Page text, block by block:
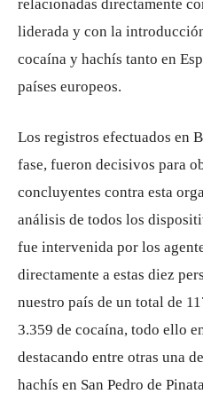
relacionadas directamente
liderada y con la
cocaína y hachís tanto en
países europeos.
Los registros efectuados en
fase, fueron decisivos para
concluyentes contra esta
análisis de todos los
fue intervenida por los
directamente a estas diez
nuestro país de un total de
3.359 de cocaína, todo ello
destacando entre otras una
hachís en San Pedro de